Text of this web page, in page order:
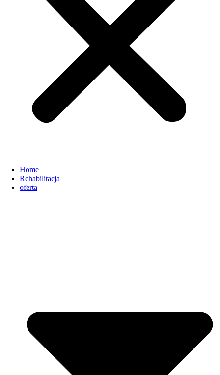
Home
Rehabilitacja
oferta